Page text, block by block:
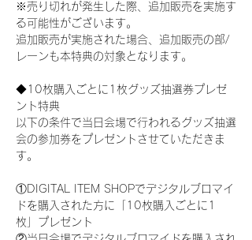
※売り切れが発生した際、追加販売を実施す
る可能性がございます。
追加販売が実施された場合、追加販売の部/
レーンも本特典の対象となります。
◆10枚購入ごとに1枚グッズ抽選券プレゼ
ント特典
以下の条件で当日会場で行われるグッズ抽選
会の参加券をプレゼントさせていただきま
す。
①DIGITAL ITEM SHOPでデジタルブロマイ
ドを購入された方に「10枚購入ごとに1
枚」プレゼント